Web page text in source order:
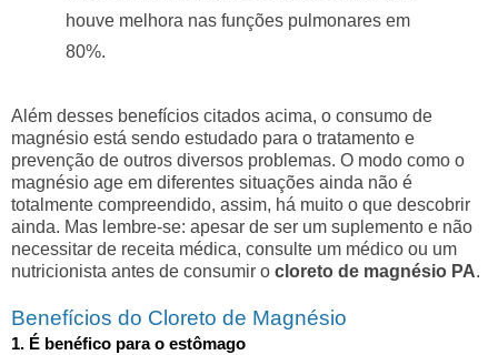
houve melhora nas funções pulmonares em
80%.
Além desses benefícios citados acima, o consumo de
magnésio está sendo estudado para o tratamento e
prevenção de outros diversos problemas. O modo como o
magnésio age em diferentes situações ainda não é
totalmente compreendido, assim, há muito o que descobrir
ainda. Mas lembre-se: apesar de ser um suplemento e não
necessitar de receita médica, consulte um médico ou um
nutricionista antes de consumir o cloreto de magnésio PA.
Benefícios do Cloreto de Magnésio
1. É benéfico para o estômago